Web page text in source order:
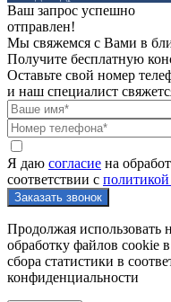
Ваш запрос успешно
отправлен!
Мы свяжемся с Вами в
Получите бесплатную
Оставьте свой номер
и наш специалист
Я даю согласие на
соответствии с
Продолжая использовать
обработку файлов cookie
сбора статистики в
конфиденциальности